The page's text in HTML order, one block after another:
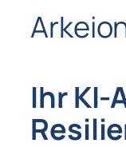
Ihr KI-